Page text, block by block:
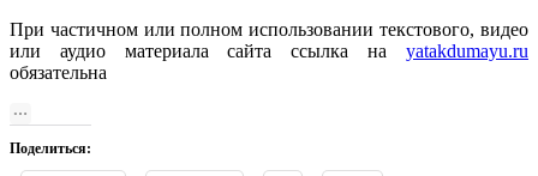
При частичном или полном использовании текстового, видео
или аудио материала сайта ссылка на yatakdumayu.ru
обязательна
Поделиться: